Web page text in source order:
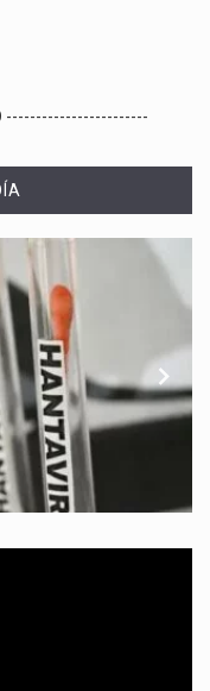
------------------------